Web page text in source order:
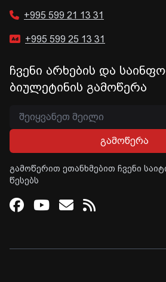
+995 599 21 13 31
+995 599 25 13 31
ჩვენი არხების და
ბიულეტინის გამოწერა
გამოწერა
გამოწერით ეთანხმებით ჩვენი
წესებს
Facebook
Youtube
Email
RSS